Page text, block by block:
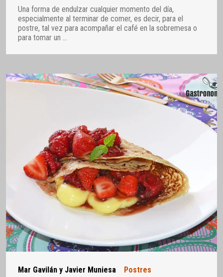
Una forma de endulzar cualquier momento del día,
especialmente al terminar de comer, es decir, para el
postre, tal vez para acompañar el café en la sobremesa o
para tomar un …
Mar Gavilán y Javier Muniesa Postres